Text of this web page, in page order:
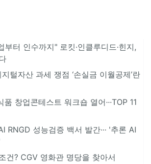
터 인수까지" 로킷·인클루디드·힌지,
털자산 과세 쟁점 ‘손실금 이월공제’란
창업콘테스트 워크숍 열어···TOP 11
RNGD 성능검증 백서 발간··· '추론 AI
건? CGV 영화관 명당을 찾아서